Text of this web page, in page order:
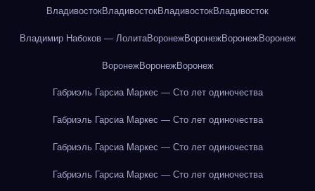
ВладивостокВладивостокВладивостокВладивосток
Владимир Набоков — ЛолитаВоронежВоронежВоронежВоронеж
ВоронежВоронежВоронеж
Габриэль Гарсиа Маркес — Сто лет одиночества
Габриэль Гарсиа Маркес — Сто лет одиночества
Габриэль Гарсиа Маркес — Сто лет одиночества
Габриэль Гарсиа Маркес — Сто лет одиночества